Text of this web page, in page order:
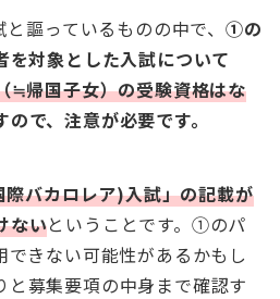
謳っているものの中で、 ①の
を対象とした入試について
≒帰国子女）の受験資格はな
で、注意が必要です。
バカロレア)入試」の記載が
ないということです。①のパ
きない可能性があるかもし
と募集要項の中身まで確認す